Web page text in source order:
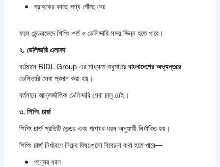
গ্রাহকের কাছে পণ্য পৌঁছে দেয়
ফলে ভেন্ডরভেদে শিপিং শর্ত ও ডেলিভারি সময় ভিন্ন হতে পারে।
২.ডেলিভারিএলাকা
বর্তমানে BIDL Group-এর মাধ্যমে শুধুমাত্রবাংলাদেশেরঅভ্যন্তরে
ডেলিভারি সেবা প্রদান করা হয়।
বর্তমানে আন্তর্জাতিক ডেলিভারি সেবা চালু নেই।
৩.শিপিংচার্জ
শিপিং চার্জ প্রতিটি ভেন্ডর এবং পণ্যের ধরন অনুযায়ী নির্ধারিত হয়।
শিপিং চার্জ নির্ধারণে নিচের বিষয়গুলো বিবেচনা করা হতে পারে—
পণ্যের ধরন